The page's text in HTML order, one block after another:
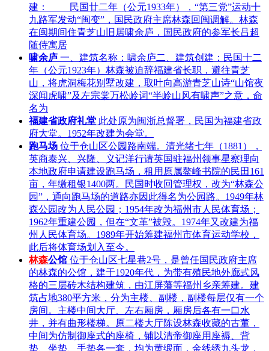
建： 民国廿二年（公元1933年），“第三党”运动十
九路军发动“闽变”，国民政府主席林森回闽调解。林森
在闽期间住青芝山旧居啸余庐，国民政府的参军长吕超
随侍寓居
啸余庐 一、建筑名称：啸余庐二、建筑创建：民国十二
年（公元1923年）林森被迫辞福建省长职，避往青芝
山，将虎洞梅花别墅改建，取叶向高游青芝山诗“山馆夜
深闻虎啸”及左宗棠万松岭词“半岭山风有啸声”之意，命
名为
福建省政府礼堂 此处原为闽浙总督署，民国为福建省政
府大堂。1952年改建为会堂。
跑马场 位于仓山区公园路南端。清光绪七年（1881），
英商泰兴、兴隆、义记洋行请英国驻福州领事星察理向
本地政府申请建设跑马场，租用原属鳌峰书院的民田161
亩，年缴租银1400两。民国时收回管理权，改为“林森公
园”，通向跑马场的道路亦因此得名为公园路。1949年林
森公园改为人民公园；1954年改为福州市人民体育场；
1962年重建公园，但在“文革”被毁。1974年又改建为福
州人民体育场。1989年开始筹建福州市体育运动学校，
此后将体育场划入至今。
林森公馆 位于仓山区七星巷2号，是曾任国民政府主席
的林森的公馆，建于1920年代，为带有殖民地外廊式风
格的三层砖木结构建筑，由江屏藩等福州乡亲筹建。建
筑占地380平方米，分为主楼、副楼，副楼每层仅有一个
房间。主楼中间大厅、左右厢房，厢房后各有一口水
井，并有曲形楼梯。原二楼大厅陈设林森收藏的古董，
中间为仿制御座式的座椅，铺以清帝御座用座褥、背
垫、坐垫、手垫各一套，均为黄缎面，金线绣九头龙，